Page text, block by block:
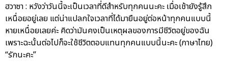
ฮวาซา : หวังว่าวันนี้จะเป็นเวลาที่ดีสำหรับทุกคนนะคะ เมื่อเช้ายังรู้สึก
เหนื่อยอยู่เลย แต่น่าแปลกใจเวลาที่ได้มายืนอยู่ต่อหน้าทุกคนแบบนี้
หายเหนื่อยเลยค่ะ คิดว่ามันคงเป็นเหตุผลของการมีชีวิตอยู่ของฉัน
เพราะฉะนั้นต่อไปก็จะใช้ชีวิตตอบแทนทุกคนแบบนี้นะคะ (ภาษาไทย)
“รักนะคะ”